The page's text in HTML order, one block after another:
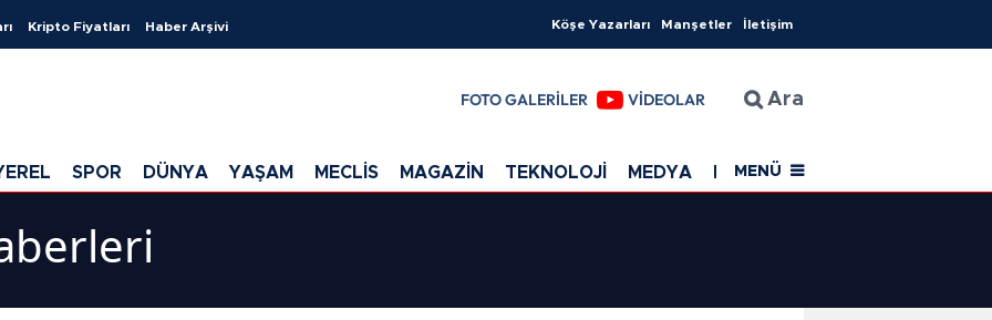
Kripto Fiyatları Haber Arşivi Köşe Yazarları Manşetler İletişim
FOTO GALERİLER VİDEOLAR Ara
SPOR DÜNYA YAŞAM MECLİS MAGAZİN TEKNOLOJİ MEDYA EĞİTİM SAĞLIK
MENÜ